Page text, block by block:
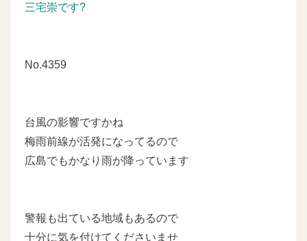
三宅崇です?
No.4359
台風の影響ですかね
梅雨前線が活発になってるので
広島でもかなり雨が降っています
警報も出ている地域もあるので
十分に気を付けてくださいませ